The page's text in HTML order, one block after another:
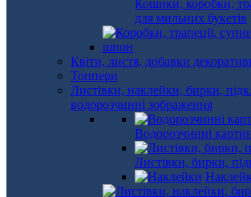
Кошики, коробки,
для мильних букетів
Квіти, листя, добавки
Топпери
Листівки, наклейки, бирки,
водорозчинні зображення
Водорозчинні
Листівки, бирки,